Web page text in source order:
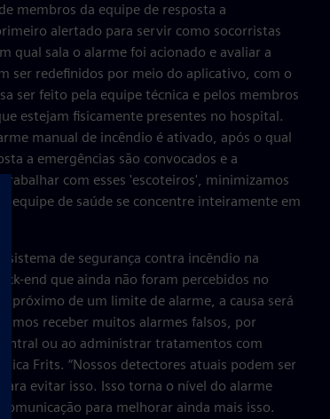
membros da equipe de resposta a
alertado para servir como socorristas
qual sala o alarme foi acionado e avaliar a
ser redefinidos por meio do aplicativo, com o
ser feito pela equipe técnica e pelos membros
estejam fisicamente presentes no hospital.
manual de incêndio é ativado, após o qual
a emergências são convocados e a
trabalhar com esses 'escoteiros', minimizamos
equipe de saúde se concentre inteiramente em
de segurança contra incêndio na
end que ainda não foram percebidos no
próximo de um limite de alarme, a causa será
receber muitos alarmes falsos, por
ou ao administrar tratamentos com
Frits. “Nossos detectores atuais podem ser
evitar isso. Isso torna o nível do alarme
para melhorar ainda mais isso.